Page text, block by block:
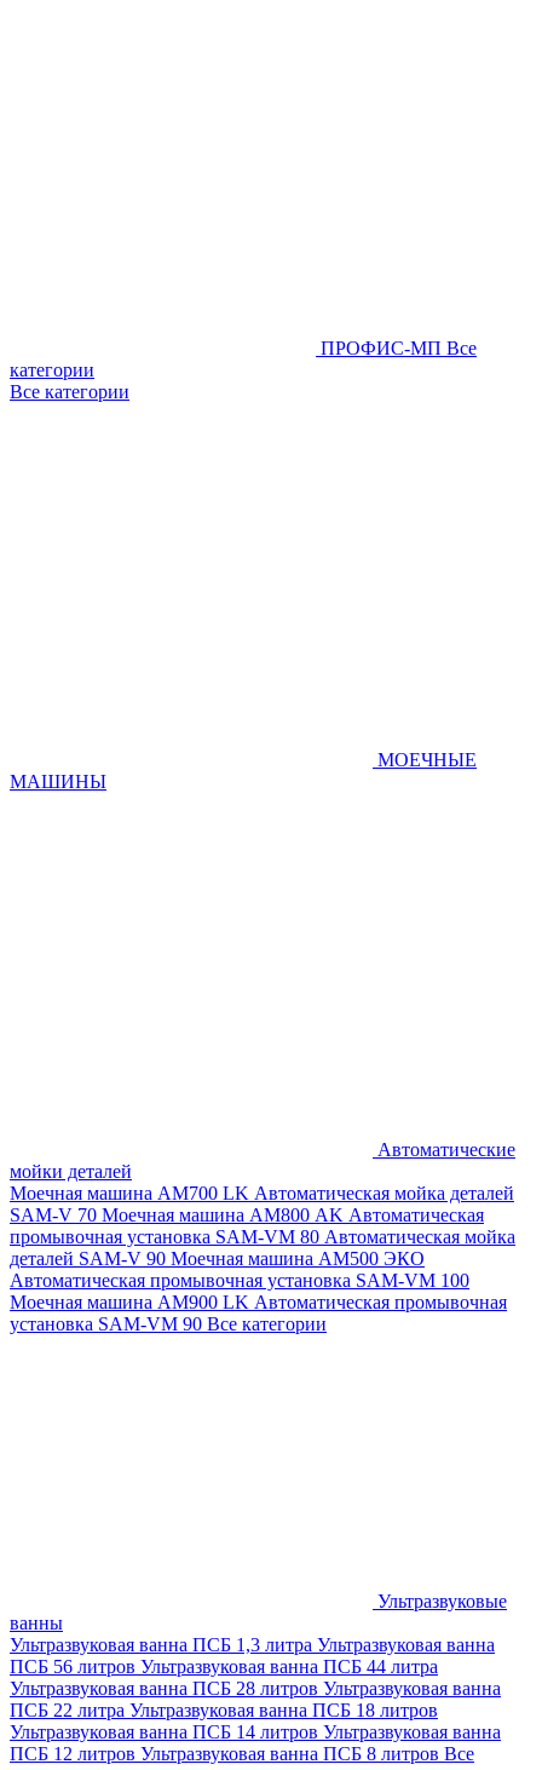
ПРОФИС-МП Все
категории
Все категории
МОЕЧНЫЕ
МАШИНЫ
Автоматические
мойки деталей
Моечная машина AM700 LK Автоматическая мойка деталей
SAM-V 70 Моечная машина АМ800 AK Автоматическая
промывочная установка SAM-VM 80 Автоматическая мойка
деталей SAM-V 90 Моечная машина АМ500 ЭКО
Автоматическая промывочная установка SAM-VM 100
Моечная машина AM900 LK Автоматическая промывочная
установка SAM-VM 90 Все категории
Ультразвуковые
ванны
Ультразвуковая ванна ПСБ 1,3 литра Ультразвуковая ванна
ПСБ 56 литров Ультразвуковая ванна ПСБ 44 литра
Ультразвуковая ванна ПСБ 28 литров Ультразвуковая ванна
ПСБ 22 литра Ультразвуковая ванна ПСБ 18 литров
Ультразвуковая ванна ПСБ 14 литров Ультразвуковая ванна
ПСБ 12 литров Ультразвуковая ванна ПСБ 8 литров Все